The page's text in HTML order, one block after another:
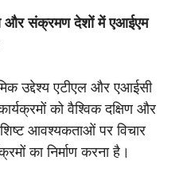
और संक्रमण देशों में एआईएम
उद्देश्य एटीएल और एआईसी
को वैश्विक दक्षिण और
आवश्यकताओं पर विचार
का निर्माण करना है।